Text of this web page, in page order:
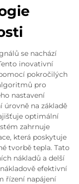
se nachází
inovativní
pokročilých
pro
nastavení
na základě
optimální
zahrnuje
která poskytuje
tvorbě tepla. Tato
nákladů a delší
efektivní
řízení napájení